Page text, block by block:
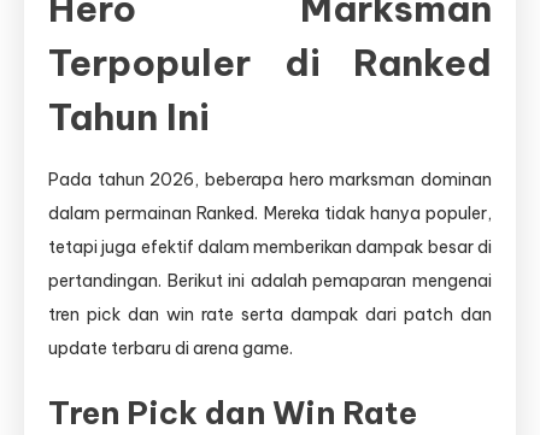
Terpopuler di Ranked
Tahun Ini
Pada tahun 2026, beberapa hero marksman dominan
dalam permainan Ranked. Mereka tidak hanya populer,
tetapi juga efektif dalam memberikan dampak besar di
pertandingan. Berikut ini adalah pemaparan mengenai
tren pick dan win rate serta dampak dari patch dan
update terbaru di arena game.
Tren Pick dan Win Rate